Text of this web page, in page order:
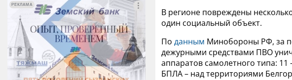
РЕКЛАМА
РЕКЛАМА
В регионе повреждены
один социальный объект.
По данным Минобороны РФ, за
дежурными средствами ПВО
аппаратов самолетного типа:
БПЛА – над территориями